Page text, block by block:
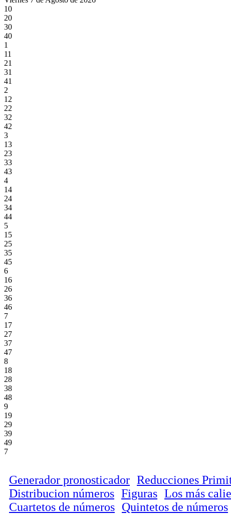
10
20
30
40
1
11
21
31
41
2
12
22
32
42
3
13
23
33
43
4
14
24
34
44
5
15
25
35
45
6
16
26
36
46
7
17
27
37
47
8
18
28
38
48
9
19
29
39
49
7
Generador pronosticador Reducciones
Distribucion números Figuras Los más
Cuartetos de números Quintetos de números